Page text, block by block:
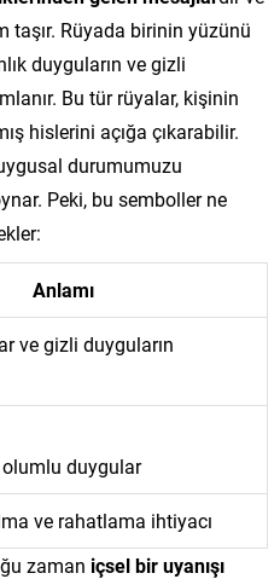
taşır. Rüyada birinin yüzünü
duyguların ve gizli
Bu tür rüyalar, kişinin
hislerini açığa çıkarabilir.
durumumuzu
Peki, bu semboller ne
Anlamı
ve gizli duyguların
olumlu duygular
ve rahatlama ihtiyacı
zaman içsel bir uyanışı